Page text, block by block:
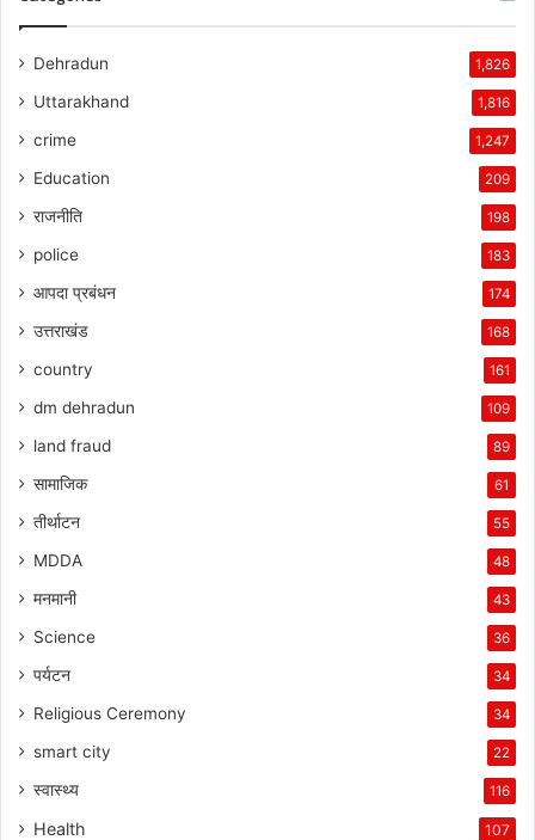
Dehradun 1,826
Uttarakhand 1,816
crime 1,247
Education 209
राजनीति 198
police 183
आपदा प्रबंधन 174
उत्तराखंड 168
country 161
dm dehradun 109
land fraud 89
सामाजिक 61
तीर्थाटन 55
MDDA 48
मनमानी 43
Science 36
पर्यटन 34
Religious Ceremony 34
smart city 22
स्वास्थ्य 116
Health 107